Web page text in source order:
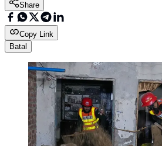
Share
Copy Link
Batal